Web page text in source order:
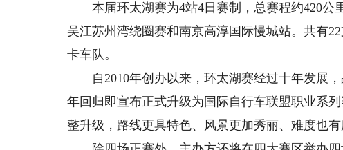
本届环太湖赛为4站4日赛制，总赛程约420公
吴江苏州湾绕圈赛和南京高淳国际慢城站。共有
卡车队。
自2010年创办以来，环太湖赛经过十年发展，
年回归即宣布正式升级为国际自行车联盟职业系
整升级，路线更具特色、风景更加秀丽、难度也有